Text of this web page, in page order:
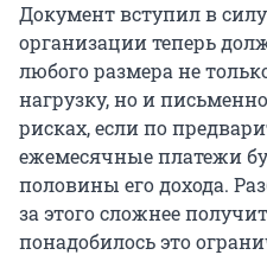
Документ вступил в
организации теперь
любого размера не
нагрузку, но и
рисках, если по
ежемесячные платежи
половины его дохода.
за этого сложнее
понадобилось это